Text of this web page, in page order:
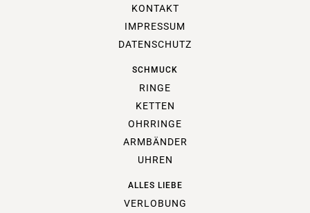
KONTAKT
IMPRESSUM
DATENSCHUTZ
SCHMUCK
RINGE
KETTEN
OHRRINGE
ARMBÄNDER
UHREN
ALLES LIEBE
VERLOBUNG